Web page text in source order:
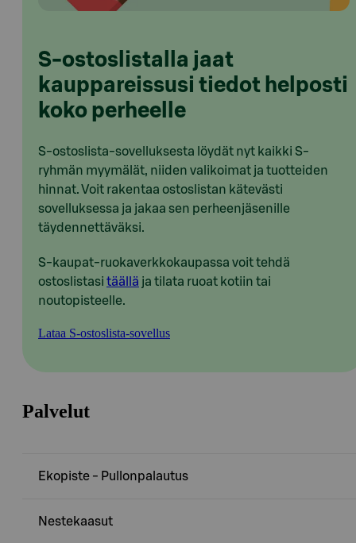
S-ostoslistalla jaat
kauppareissusi tiedot helposti
koko perheelle
S-ostoslista-sovelluksesta löydät nyt kaikki S-
ryhmän myymälät, niiden valikoimat ja tuotteiden
hinnat. Voit rakentaa ostoslistan kätevästi
sovelluksessa ja jakaa sen perheenjäsenille
täydennettäväksi.
S-kaupat-ruokaverkkokaupassa voit tehdä
ostoslistasi täällä ja tilata ruoat kotiin tai
noutopisteelle.
Lataa S-ostoslista-sovellus
Palvelut
Ekopiste - Pullonpalautus
Nestekaasut